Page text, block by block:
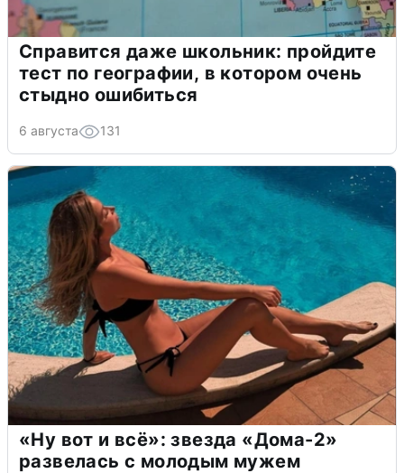
Справится даже школьник: пройдите
тест по географии, в котором очень
стыдно ошибиться
6 августа 131
«Ну вот и всё»: звезда «Дома-2»
развелась с молодым мужем